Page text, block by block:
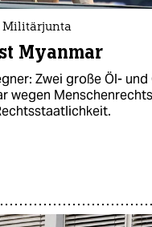
Militärjunta
Myanmar
Zwei große Öl- und
wegen